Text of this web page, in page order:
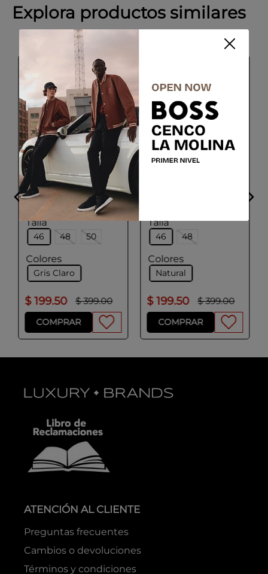
Explora productos similares
PAL ZILERI
Pantalón casual
Talla
46 48 50
Colores
Gris Claro
$ 199.50 $ 399.00
COMPRAR
Talla
46 48
Colores
Natural
$ 199.50 $ 399.00
COMPRAR
ATENCIÓN AL CLIENTE
Preguntas frecuentes
Cambios o devoluciones
Términos y condiciones